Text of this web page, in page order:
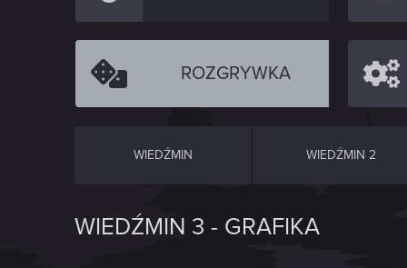
ROZGRYWKA
WIEDŹMIN WIEDŹMIN 2
WIEDŹMIN 3 - GRAFIKA